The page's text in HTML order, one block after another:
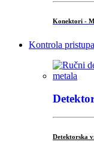
Konektori -
Kontrola pristupa
Detektorska